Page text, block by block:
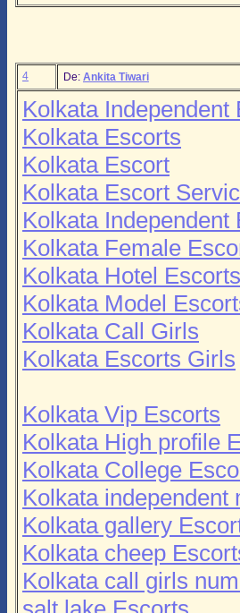
4 De: Ankita Tiwari
Kolkata Independent
Kolkata Escorts
Kolkata Escort
Kolkata Escort
Kolkata Independent
Kolkata Female
Kolkata Hotel Escorts
Kolkata Model
Kolkata Call Girls
Kolkata Escorts Girls
Kolkata Vip Escorts
Kolkata High profile
Kolkata College
Kolkata independent
Kolkata gallery
Kolkata cheep
Kolkata call girls